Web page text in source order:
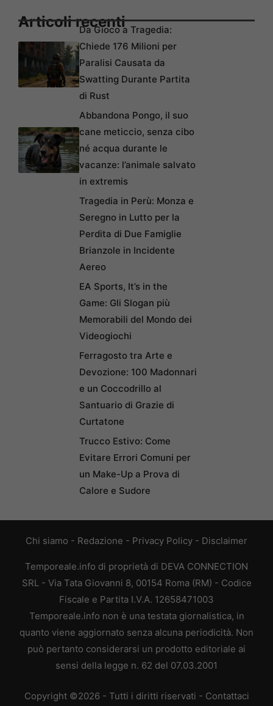
Articoli recentiDa Gioco a Tragedia:
Chiede 176 Milioni per
Paralisi Causata da
Swatting Durante Partita
di Rust
Abbandona Pongo, il suo
cane meticcio, senza cibo
né acqua durante le
vacanze: l’animale salvato
in extremis
Tragedia in Perù: Monza e
Seregno in Lutto per la
Perdita di Due Famiglie
Brianzole in Incidente
Aereo
EA Sports, It’s in the
Game: Gli Slogan più
Memorabili del Mondo dei
Videogiochi
Ferragosto tra Arte e
Devozione: 100 Madonnari
e un Coccodrillo al
Santuario di Grazie di
Curtatone
Trucco Estivo: Come
Evitare Errori Comuni per
un Make-Up a Prova di
Calore e Sudore
Chi siamo - Redazione - Privacy Policy - Disclaimer
Temporeale.info di proprietà di DEVA CONNECTION
SRL - Via Tata Giovanni 8, 00154 Roma (RM) - Codice
Fiscale e Partita I.V.A. 12658471003
Temporeale.info non è una testata giornalistica, in
quanto viene aggiornato senza alcuna periodicità. Non
può pertanto considerarsi un prodotto editoriale ai
sensi della legge n. 62 del 07.03.2001
Copyright ©2026 - Tutti i diritti riservati - Contattaci